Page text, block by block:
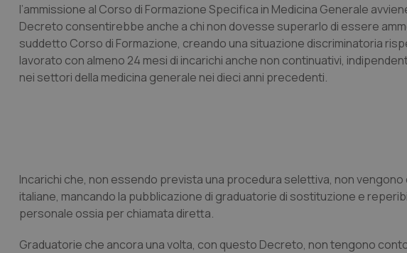
l’ammissione al Corso di Formazione Specifica in Medicina Generale
Decreto consentirebbe anche a chi non dovesse superarlo di essere
suddetto Corso di Formazione, creando una situazione discriminatoria
lavorato con almeno 24 mesi di incarichi anche non continuativi,
nei settori della medicina generale nei dieci anni precedenti.
Incarichi che, non essendo prevista una procedura selettiva, non
italiane, mancando la pubblicazione di graduatorie di sostituzione e
personale ossia per chiamata diretta.
Graduatorie che ancora una volta, con questo Decreto, non tengono